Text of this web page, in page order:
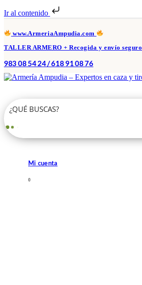
Ir al contenido
www.ArmeriaAmpudia.com
TALLER ARMERO + Recogida y envío seguro
983 08 54 24 / 618 91 08 76
Mi cuenta
0